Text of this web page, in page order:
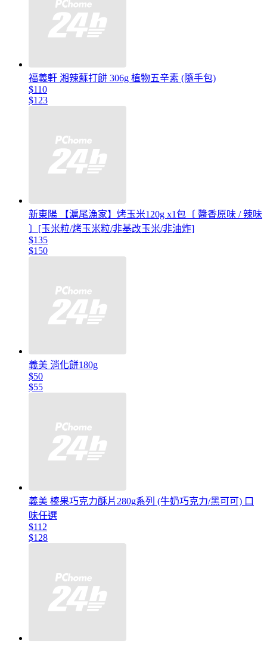
福義軒 湘辣蘇打餅 306g 植物五辛素 (隨手包)
$110
$123
新東陽 【滬尾漁家】烤玉米120g x1包〔 醬香原味 / 辣味
〕[玉米粒/烤玉米粒/非基改玉米/非油炸]
$135
$150
義美 消化餅180g
$50
$55
義美 榛果巧克力酥片280g系列 (牛奶巧克力/黑可可) 口
味任選
$112
$128